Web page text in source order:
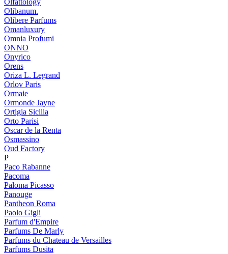
Olfattology
Olibanum.
Olibere Parfums
Omanluxury
Omnia Profumi
ONNO
Onyrico
Orens
Oriza L. Legrand
Orlov Paris
Ormaie
Ormonde Jayne
Ortigia Sicilia
Orto Parisi
Oscar de la Renta
Osmassino
Oud Factory
P
Paco Rabanne
Pacoma
Paloma Picasso
Panouge
Pantheon Roma
Paolo Gigli
Parfum d'Empire
Parfums De Marly
Parfums du Chateau de Versailles
Parfums Dusita